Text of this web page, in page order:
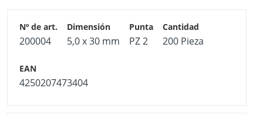
200004 5,0 x 30 mm PZ 2 200 Pieza
4250207473404